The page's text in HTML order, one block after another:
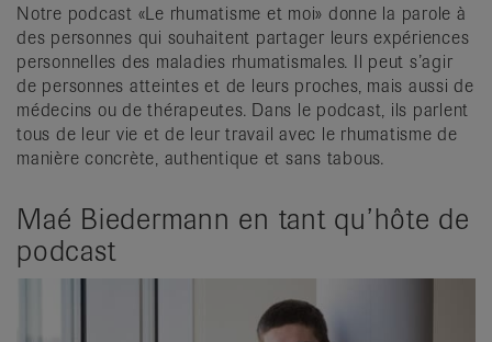
Notre podcast «Le rhumatisme et moi» donne la parole à
des personnes qui souhaitent partager leurs expériences
personnelles des maladies rhumatismales. Il peut s’agir
de personnes atteintes et de leurs proches, mais aussi de
médecins ou de thérapeutes. Dans le podcast, ils parlent
tous de leur vie et de leur travail avec le rhumatisme de
manière concrète, authentique et sans tabous.
Maé Biedermann en tant qu’hôte de
podcast